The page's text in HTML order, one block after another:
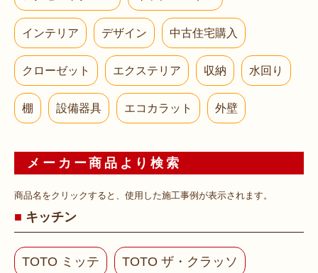
インテリア デザイン 中古住宅購入
クローゼット エクステリア 収納 水回り
棚 設備器具 エコカラット 外壁
メーカー商品より検索
商品名をクリックすると、使用した施工事例が表示されます。
キッチン
TOTO ミッテ TOTO ザ・クラッソ